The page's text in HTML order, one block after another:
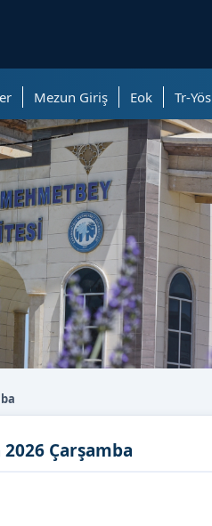
Mezun Giriş Eok Tr-Yös
2026 Çarşamba